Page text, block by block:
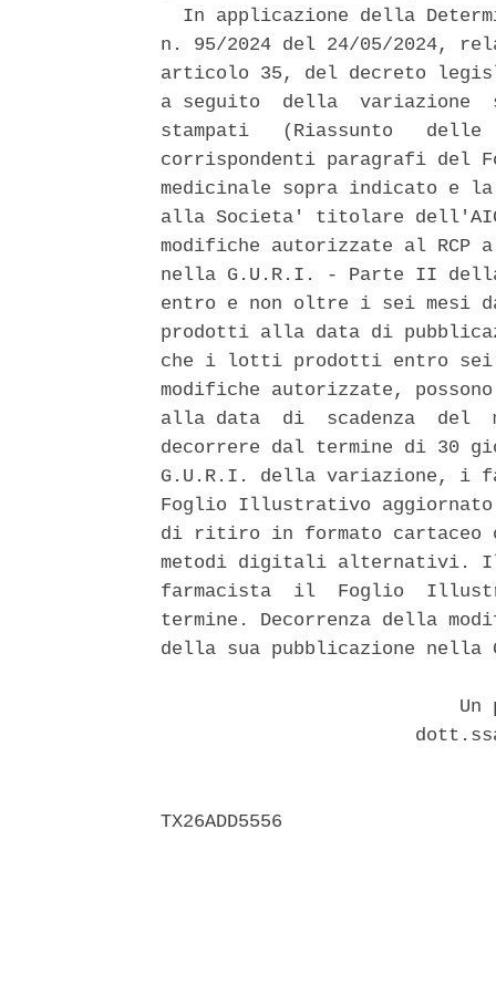
In applicazione della
n. 95/2024 del 24/05/2024,
articolo 35, del decreto
a seguito  della  variazione
stampati   (Riassunto
corrispondenti paragrafi
medicinale sopra indicato
alla Societa' titolare
modifiche autorizzate al
nella G.U.R.I. - Parte II
entro e non oltre i sei mesi
prodotti alla data di
che i lotti prodotti entro sei
modifiche autorizzate,
alla data  di  scadenza  del
decorrere dal termine di 30
G.U.R.I. della variazione, i
Foglio Illustrativo
di ritiro in formato cartaceo
metodi digitali alternativi.
farmacista  il  Foglio
termine. Decorrenza della
della sua pubblicazione
Un